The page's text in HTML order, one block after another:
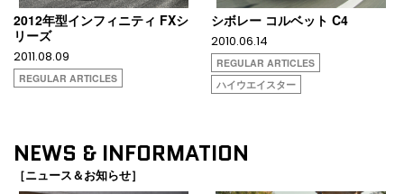
2012年型インフィニティ FXシ
リーズ
2011.08.09
REGULAR ARTICLES
シボレー コルベット C4
2010.06.14
REGULAR ARTICLES
ハイウエイスター
NEWS & INFORMATION
［ニュース＆お知らせ］